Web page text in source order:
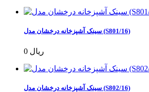
سینک آشپزخانه درخشان مدل (S801/16)
0 ریال
سینک آشپزخانه درخشان مدل (S802/16)